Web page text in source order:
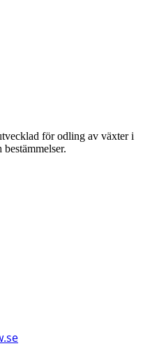
för odling av växter i